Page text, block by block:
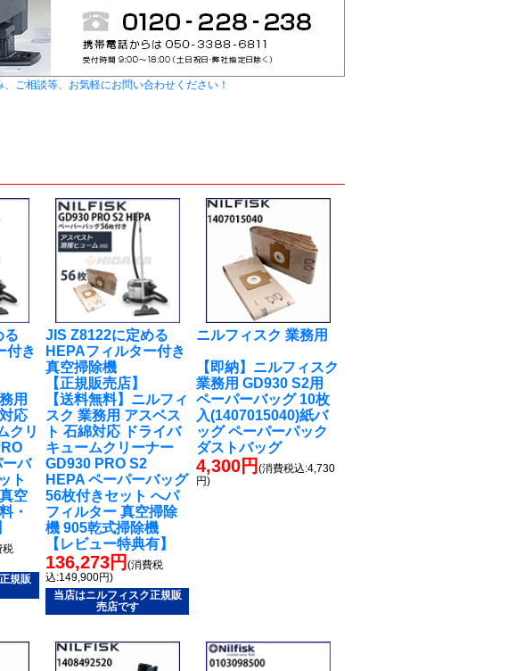
ご相談等、お気軽にお問い合わせください！
る
付き
用
応
クリ
バ
ト
空
・
税
規販
JIS Z8122に定める
HEPAフィルター付き
真空掃除機
【正規販売店】
【送料無料】ニルフィ
スク 業務用 アスベス
ト 石綿対応 ドライバ
キュームクリーナー
GD930 PRO S2
HEPA ペーパーバッグ
56枚付きセット へパ
フィルター 真空掃除
機 905乾式掃除機
【レビュー特典有】
136,273円(消費税
込:149,900円)
当店はニルフィスク正規販
売店です
ニルフィスク 業務用
【即納】ニルフィスク
業務用 GD930 S2用
ペーパーバッグ 10枚
入(1407015040)紙バ
ッグ ペーパーパック
ダストバッグ
4,300円(消費税込:4,730
円)